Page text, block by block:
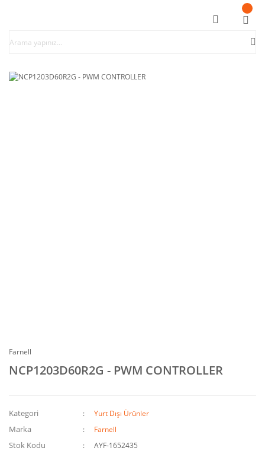
Farnell
NCP1203D60R2G - PWM CONTROLLER
Kategori Yurt Dışı Ürünler
Marka Farnell
Stok Kodu AYF-1652435